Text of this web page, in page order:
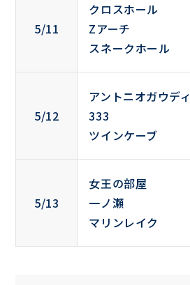
5/11
クロスホール
Zアーチ
スネークホール
5/12
アントニオガウディ
333
ツインケーブ
5/13
女王の部屋
一ノ瀬
マリンレイク